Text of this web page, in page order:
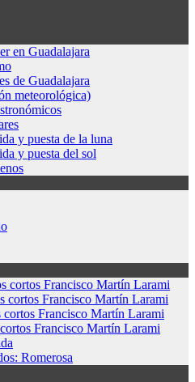
en Guadalajara
de Guadalajara
meteorológica)
y puesta de la luna
y puesta del sol
cortos Francisco Martín Larami
cortos Francisco Martín Larami
cortos Francisco Martín Larami
Francisco Martín Larami
Romerosa